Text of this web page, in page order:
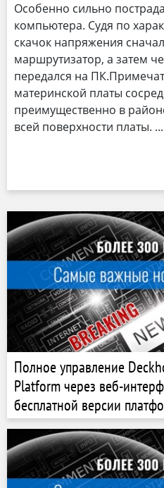
Особенно сильно
компьютера. Судя по
скачок напряжения
маршрутизатор, а затем
передался на
материнской платы
преимущественно в
всей поверхности платы.
Полное управление
Platform через веб-
бесплатной версии